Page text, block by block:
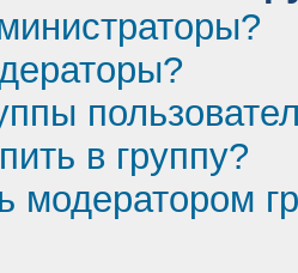
в группу?
модератором